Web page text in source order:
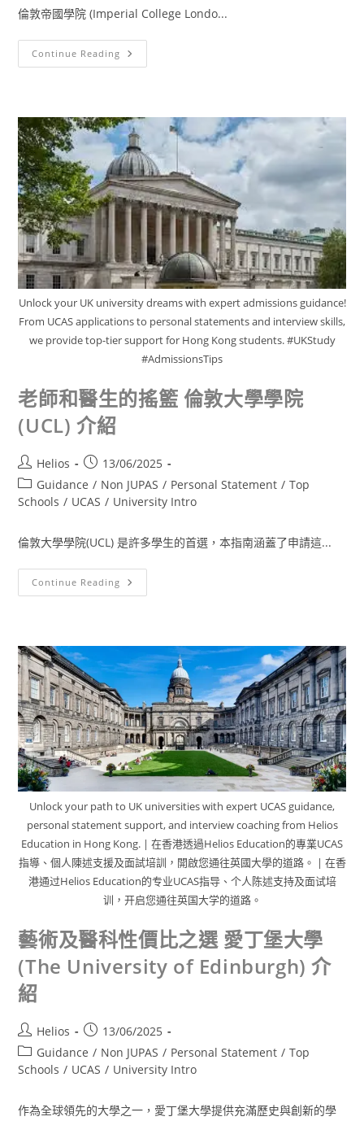
倫敦帝國學院 (Imperial College Londo...
Continue Reading
Unlock your UK university dreams with expert admissions guidance!
From UCAS applications to personal statements and interview skills,
we provide top-tier support for Hong Kong students. #UKStudy
#AdmissionsTips
老師和醫生的搖籃 倫敦大學學院
(UCL) 介紹
Helios
13/06/2025
Guidance / Non JUPAS / Personal Statement / Top
Schools / UCAS / University Intro
倫敦大學學院(UCL) 是許多學生的首選，本指南涵蓋了申請這...
Continue Reading
Unlock your path to UK universities with expert UCAS guidance,
personal statement support, and interview coaching from Helios
Education in Hong Kong. | 在香港透過Helios Education的專業UCAS
指導、個人陳述支援及面試培訓，開啟您通往英國大學的道路。 | 在香
港通过Helios Education的专业UCAS指导、个人陈述支持及面试培
训，开启您通往英国大学的道路。
藝術及醫科性價比之選 愛丁堡大學
(The University of Edinburgh) 介
紹
Helios
13/06/2025
Guidance / Non JUPAS / Personal Statement / Top
Schools / UCAS / University Intro
作為全球領先的大學之一，愛丁堡大學提供充滿歷史與創新的學